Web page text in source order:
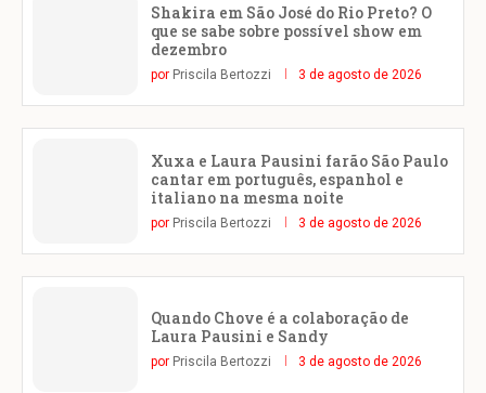
Shakira em São José do Rio Preto? O
que se sabe sobre possível show em
dezembro
por Priscila Bertozzi 3 de agosto de 2026
Xuxa e Laura Pausini farão São Paulo
cantar em português, espanhol e
italiano na mesma noite
por Priscila Bertozzi 3 de agosto de 2026
Quando Chove é a colaboração de
Laura Pausini e Sandy
por Priscila Bertozzi 3 de agosto de 2026